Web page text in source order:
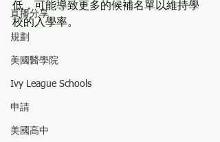
直播分享
規劃
美國醫學院
Ivy League Schools
申請
美國高中
低，可能導致更多的候補名單以維持學
校的入學率。